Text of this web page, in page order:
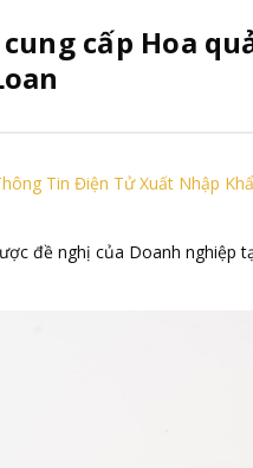
cấp Hoa
Tin Điện Tử Xuất Nhập
đề nghị của Doanh